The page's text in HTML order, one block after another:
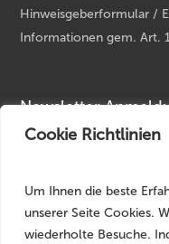
Cookie Richtlinien
Um Ihnen die beste
unserer Seite Cookies.
wiederholte Besuche.
Hinweisgeberformular /
Informationen gem. Art.
Newsletter